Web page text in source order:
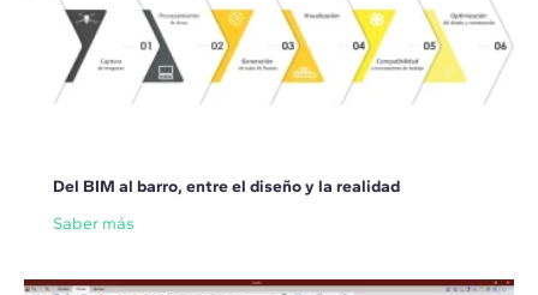
Del BIM al barro, entre el diseño y la realidad
Saber más